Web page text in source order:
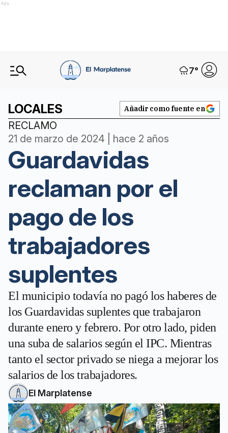
Ads
7°
LOCALES Añadir como fuente en
RECLAMO
21 de marzo de 2024 | hace 2 años
Guardavidas
reclaman por el
pago de los
trabajadores
suplentes
El municipio todavía no pagó los haberes de
los Guardavidas suplentes que trabajaron
durante enero y febrero. Por otro lado, piden
una suba de salarios según el IPC. Mientras
tanto el sector privado se niega a mejorar los
salarios de los trabajadores.
El Marplatense